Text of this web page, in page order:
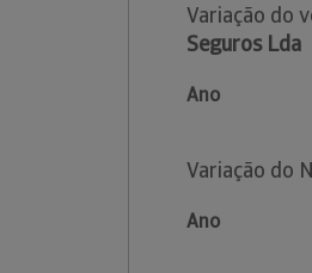
Variação do
Seguros Lda
Ano
Variação do
Ano